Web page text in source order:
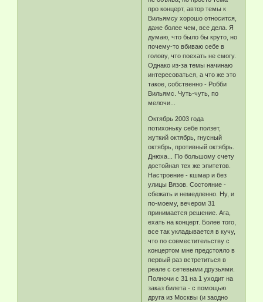
про концерт, автор темы к
Вильямсу хорошо относится,
даже более чем, все дела. Я
думаю, что было бы круто, но
почему-то вбиваю себе в
голову, что поехать не смогу.
Однако из-за темы начинаю
интересоваться, а что же это
такое, собственно - Робби
Вильямс. Чуть-чуть, по
мелочи...
Октябрь 2003 года
потихоньку себе ползет,
жуткий октябрь, гнусный
октябрь, противный октябрь.
Днюха... По большому счету
достойная тех же эпитетов.
Настроение - кшмар и без
улицы Вязов. Состояние -
сбежать и немедленно. Ну, и
по-моему, вечером 31
принимается решение. Ага,
ехать на концерт. Более того,
все так укладывается в кучу,
что по совместительству с
концертом мне предстояло в
первый раз встретиться в
реале с сетевыми друзьями.
Полночи с 31 на 1 уходит на
заказ билета - с помощью
друга из Москвы (и заодно